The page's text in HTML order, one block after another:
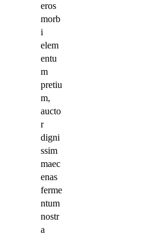
eros
morb
i
elem
entu
m
pretiu
m,
aucto
r
digni
ssim
maec
enas
ferme
ntum
nostr
a